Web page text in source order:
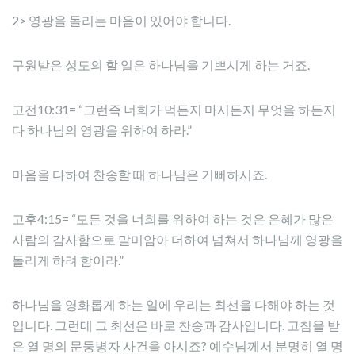
2> 영광을 돌리는 마음이 있어야 합니다.
구원받은 성도의 할 일은 하나님을 기쁘시게 하는 거죠.
고전10:31= “그런즉 너희가 먹든지 마시든지 무엇을 하든지
다 하나님의 영광을 위하여 하라.”
마음을 다하여 찬송할 때 하나님은 기뻐하시죠.
고후4:15= “모든 것을 너희를 위하여 하는 것은 은혜가 많은
사람의 감사함으로 말미암아 더하여 넘쳐서 하나님께 영광을
돌리게 하려 함이라.”
하나님을 영화롭게 하는 일에 우리는 최선을 다해야 하는 것
입니다. 그런데 그 최선은 바로 찬송과 감사입니다. 고침을 받
은 열 명의 문둥병자 사건을 아시죠? 예수님께서 분명히 열 명